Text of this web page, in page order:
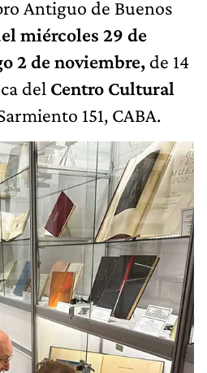
Antiguo de Buenos
el miércoles 29 de
2 de noviembre, de 14
del Centro Cultural
151, CABA.